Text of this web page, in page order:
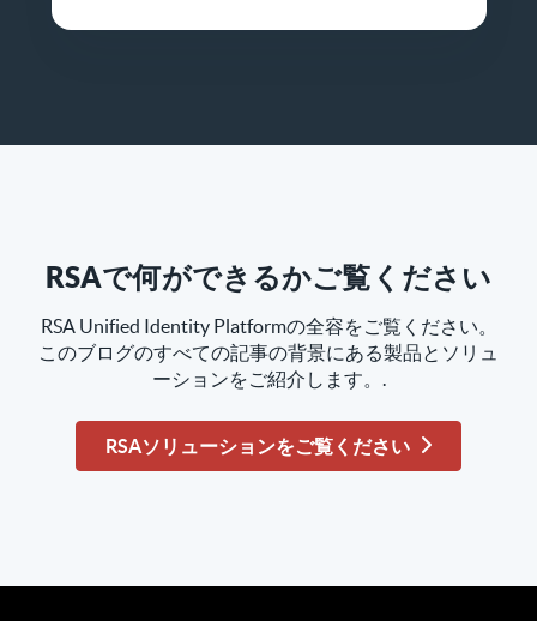
RSAで何ができるかご覧ください
RSA Unified Identity Platformの全容をご覧ください。
このブログのすべての記事の背景にある製品とソリュ
ーションをご紹介します。.
RSAソリューションをご覧ください